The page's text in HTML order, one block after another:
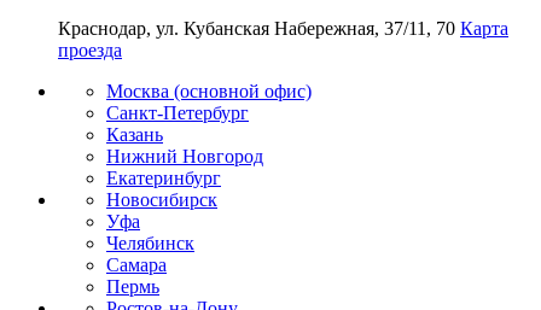
Краснодар, ул. Кубанская Набережная, 37/11, 70 Карта
проезда
Москва (основной офис)
Санкт-Петербург
Казань
Нижний Новгород
Екатеринбург
Новосибирск
Уфа
Челябинск
Самара
Пермь